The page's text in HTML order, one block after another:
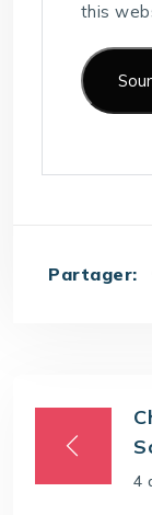
this
Partager:
4